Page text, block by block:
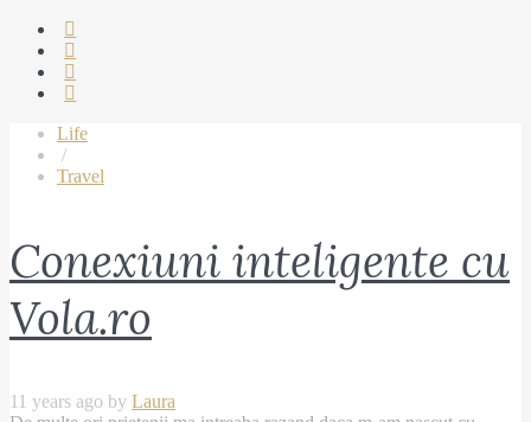
Life
/
Travel
Conexiuni inteligente cu
Vola.ro
11 years ago by Laura